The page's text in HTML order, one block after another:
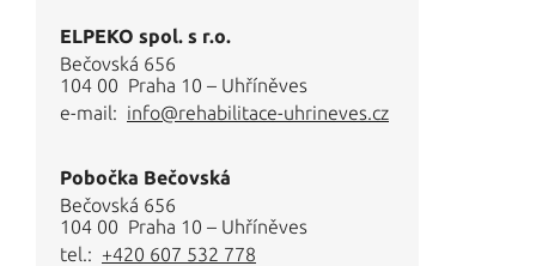
ELPEKO spol. s r.o.
Bečovská 656
104 00 Praha 10 – Uhříněves
e-mail: info@rehabilitace-uhrineves.cz
Pobočka Bečovská
Bečovská 656
104 00 Praha 10 – Uhříněves
tel.: +420 607 532 778
Odborné články
Fotogalerie - Pobočka